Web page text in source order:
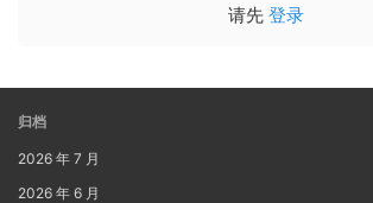
请先 登录
归档
2026 年 7 月
2026 年 6 月